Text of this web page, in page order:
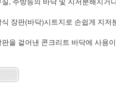
장판(바닥)시트지로 손쉽게 지저
을 겉어낸 콘크리트 바닥에 사용